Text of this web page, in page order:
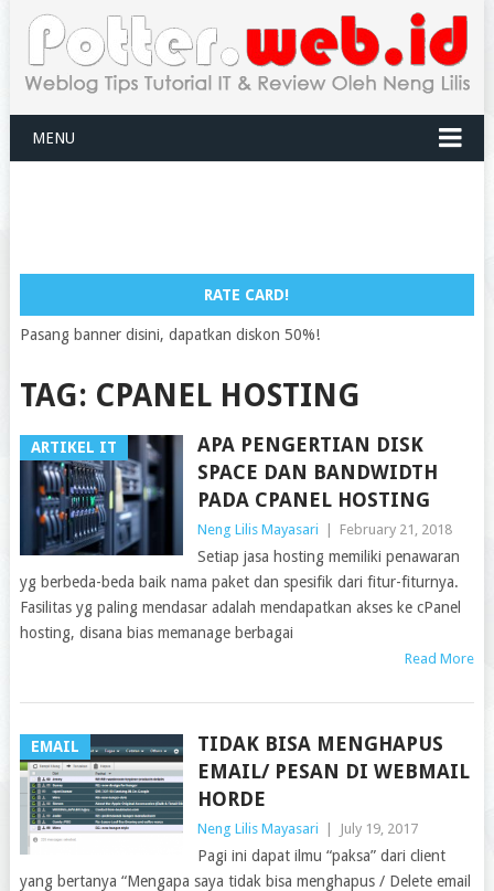
MENU
RATE CARD!
Pasang banner disini, dapatkan diskon 50%!
TAG: CPANEL HOSTING
ARTIKEL IT
APA PENGERTIAN DISK
SPACE DAN BANDWIDTH
PADA CPANEL HOSTING
Neng Lilis Mayasari February 21, 2018
Setiap jasa hosting memiliki penawaran
yg berbeda-beda baik nama paket dan spesifik dari fitur-fiturnya.
Fasilitas yg paling mendasar adalah mendapatkan akses ke cPanel
hosting, disana bias memanage berbagai
Read More
EMAIL
TIDAK BISA MENGHAPUS
EMAIL/ PESAN DI WEBMAIL
HORDE
Neng Lilis Mayasari July 19, 2017
Pagi ini dapat ilmu “paksa” dari client
yang bertanya “Mengapa saya tidak bisa menghapus / Delete email